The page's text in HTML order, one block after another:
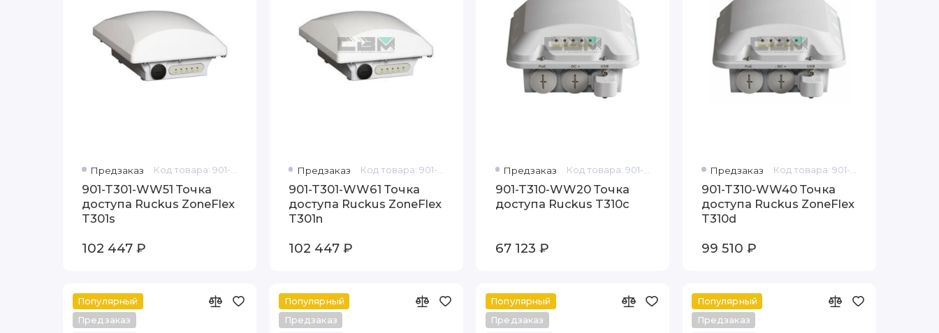
Предзаказ Код товара: 901-T301-WW51
901-T301-WW51 Точка
доступа Ruckus ZoneFlex
T301s
102 447 ₽
Предзаказ Код товара: 901-T301-WW61
901-T301-WW61 Точка
доступа Ruckus ZoneFlex
T301n
102 447 ₽
Предзаказ Код товара: 901-T310-WW20
901-T310-WW20 Точка
доступа Ruckus T310с
67 123 ₽
Предзаказ Код товара: 901-T310-WW40
901-T310-WW40 Точка
доступа Ruckus ZoneFlex
T310d
99 510 ₽
Популярный
Предзаказ
Популярный
Предзаказ
Популярный
Предзаказ
Популярный
Предзаказ